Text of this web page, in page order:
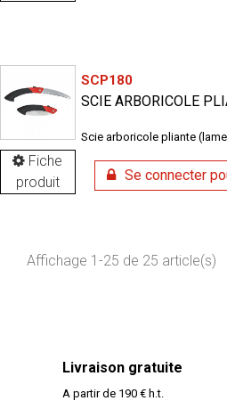
Fiche
produit
SCP180
SCIE ARBORICOLE
Scie arboricole pliante
Se connecter
Affichage 1-25 de 25 article(s)
Livraison gratuite
A partir de 190 € h.t.